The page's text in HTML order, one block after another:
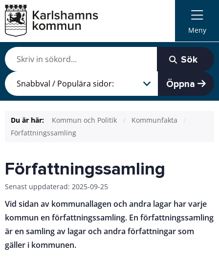
Meny
Sök
Öppna
Du är här: Kommun och Politik
Kommunfakta
Författningssamling
Författningssamling
Senast uppdaterad: 2025-09-25
Vid sidan av kommunallagen och andra lagar har varje
kommun en författningssamling. En författningssamling
är en samling av lagar och andra författningar som
gäller i kommunen.